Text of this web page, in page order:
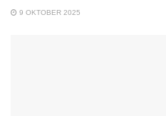
9 OKTOBER 2025